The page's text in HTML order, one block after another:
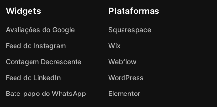
Widgets
Avaliações do Google
Feed do Instagram
Contagem Decrescente
Feed do LinkedIn
Bate-papo do WhatsApp
Plataformas
Squarespace
Wix
Webflow
WordPress
Elementor